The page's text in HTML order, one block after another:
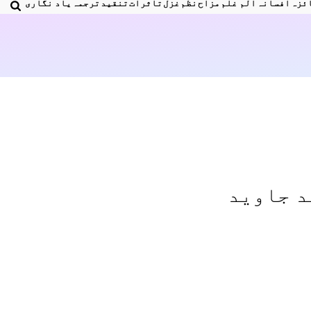
یاد نگاری ترجمہ تنقید تاثرات غزل نظم مزاح الم غلم افسانہ
جاوید